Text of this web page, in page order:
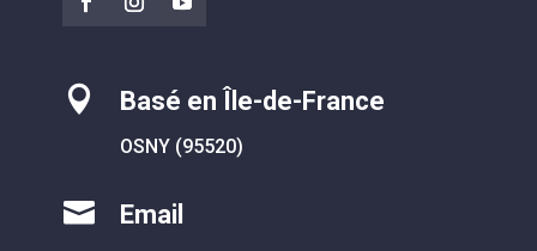
 Basé en Île-de-France
OSNY (95520)
 Email